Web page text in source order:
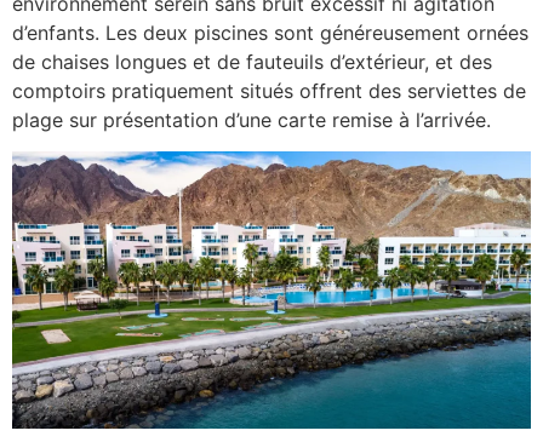
d’enfants. Les deux piscines sont généreusement ornées
de chaises longues et de fauteuils d’extérieur, et des
comptoirs pratiquement situés offrent des serviettes de
plage sur présentation d’une carte remise à l’arrivée.